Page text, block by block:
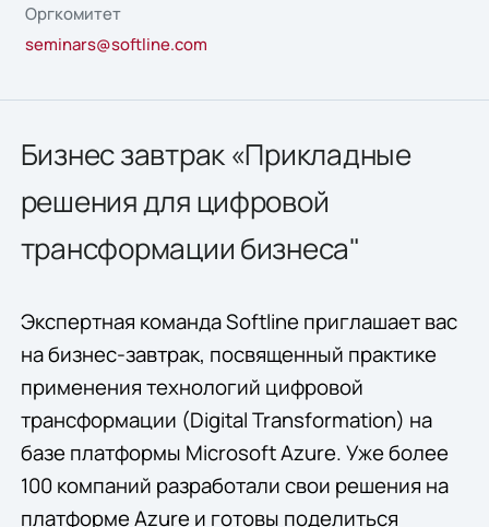
Оргкомитет
seminars@softline.com
Бизнес завтрак «Прикладные
решения для цифровой
трансформации бизнеса"
Экспертная команда Softline приглашает вас
на бизнес-завтрак, посвященный практике
применения технологий цифровой
трансформации (Digital Transformation) на
базе платформы Microsoft Azure. Уже более
100 компаний разработали свои решения на
платформе Azure и готовы поделиться